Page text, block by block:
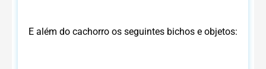
E além do cachorro os seguintes bichos e objetos: